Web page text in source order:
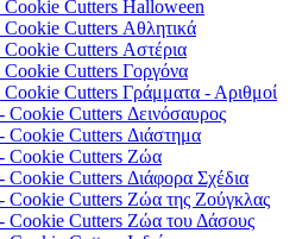
Cutters Halloween
Cutters Αθλητικά
Cutters Αστέρια
Cutters Γοργόνα
Cutters Γράμματα - Αριθμοί
Cutters Δεινόσαυρος
Cutters Διάστημα
Cookie Cutters Ζώα
Cutters Διάφορα Σχέδια
Cutters Ζώα της Ζούγκλας
Cutters Ζώα του Δάσους